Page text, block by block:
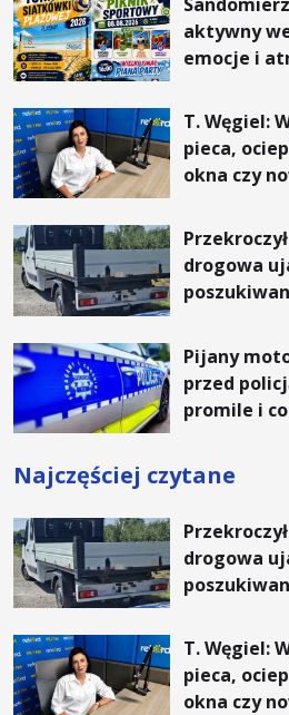
aktywny
emocje i
T. Węgiel:
pieca,
okna czy
rachunki
komfort
powietrze
drogowa
Pijany
przed
promile i
Najczęściej czytane
drogowa
T. Węgiel:
pieca,
okna czy